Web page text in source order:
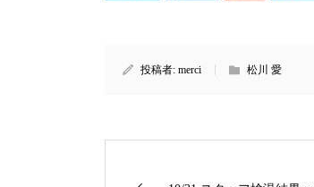
投稿者: merci 松川 愛